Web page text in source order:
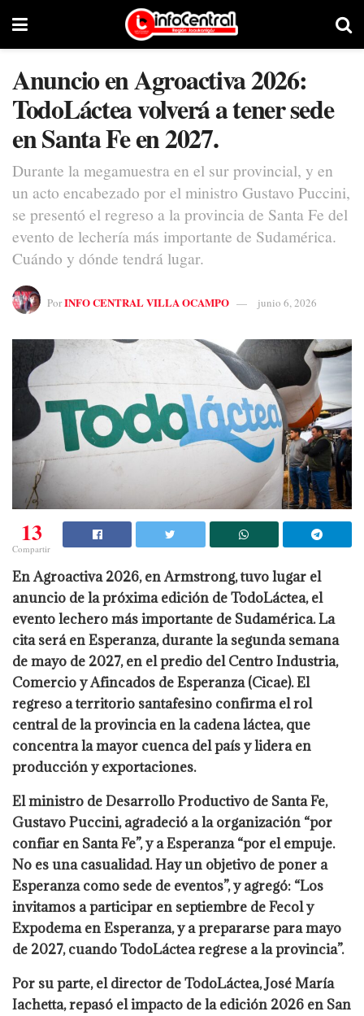
Anuncio en Agroactiva 2026:
TodoLáctea volverá a tener sede
en Santa Fe en 2027.
Durante la megamuestra en el sur provincial, y en
un acto encabezado por el ministro Gustavo Puccini,
se presentó el regreso a la provincia de Santa Fe del
evento de lechería más importante de Sudamérica.
Cuándo y dónde tendrá lugar.
PorINFO CENTRAL VILLA OCAMPO junio 6, 2026
13
Compartir
En Agroactiva 2026, en Armstrong, tuvo lugar el
anuncio de la próxima edición de TodoLáctea, el
evento lechero más importante de Sudamérica. La
cita será en Esperanza, durante la segunda semana
de mayo de 2027, en el predio del Centro Industria,
Comercio y Afincados de Esperanza (Cicae). El
regreso a territorio santafesino confirma el rol
central de la provincia en la cadena láctea, que
concentra la mayor cuenca del país y lidera en
producción y exportaciones.
El ministro de Desarrollo Productivo de Santa Fe,
Gustavo Puccini, agradeció a la organización “por
confiar en Santa Fe”, y a Esperanza “por el empuje.
No es una casualidad. Hay un objetivo de poner a
Esperanza como sede de eventos”, y agregó: “Los
invitamos a participar en septiembre de Fecol y
Expodema en Esperanza, y a prepararse para mayo
de 2027, cuando TodoLáctea regrese a la provincia”.
Por su parte, el director de TodoLáctea, José María
Iachetta, repasó el impacto de la edición 2026 en San